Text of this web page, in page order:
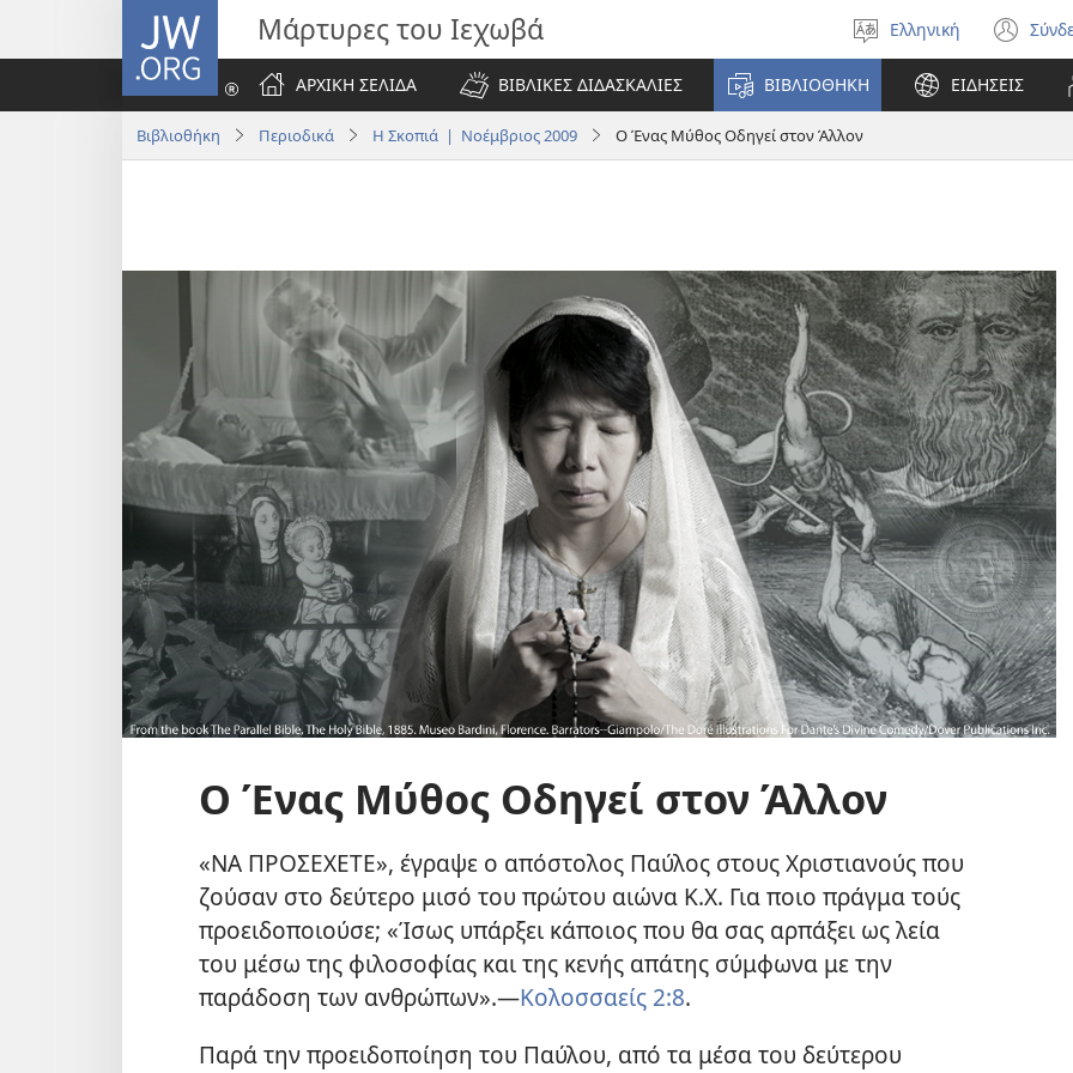
JW.ORG Μάρτυρες του Ιεχωβά
Επιλέξτε
γλώσσα
Ελληνική
νέο
ΑΡΧΙΚΗ ΣΕΛΙΔΑ
ΒΙΒΛΙΚΕΣ ΔΙΔΑΣΚΑΛΙΕΣ ΒΙΒΛΙΟΘΗΚΗ ΕΙΔΗΣΕΙΣ
Βιβλιοθήκη Περιοδικά Η Σκοπιά | Νοέμβριος 2009 Ο Ένας Μύθος Οδηγεί στον Άλλον
Ο Ένας Μύθος Οδηγεί στον Άλλον
«ΝΑ ΠΡΟΣΕΧΕΤΕ», έγραψε ο απόστολος Παύλος στους Χριστιανούς που
ζούσαν στο δεύτερο μισό του πρώτου αιώνα Κ.Χ. Για ποιο πράγμα τούς
προειδοποιούσε; «Ίσως υπάρξει κάποιος που θα σας αρπάξει ως λεία
του μέσω της φιλοσοφίας και της κενής απάτης σύμφωνα με την
παράδοση των ανθρώπων».​—Κολοσσαείς 2:8.
Παρά την προειδοποίηση του Παύλου, από τα μέσα του δεύτερου